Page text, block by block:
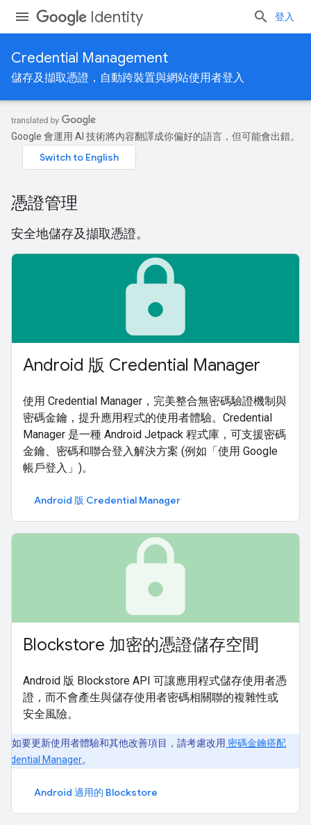
Identity 登入
Credential Management
儲存及擷取憑證，自動跨裝置與網站使用者登入
Google 會運用 AI 技術將內容翻譯成你偏好的語言，但可能會出錯。
憑證管理
安全地儲存及擷取憑證。
lock
Android 版 Credential Manager
使用 Credential Manager，完美整合無密碼驗證機制與
密碼金鑰，提升應用程式的使用者體驗。Credential
Manager 是一種 Android Jetpack 程式庫，可支援密碼
金鑰、密碼和聯合登入解決方案 (例如「使用 Google
帳戶登入」)。
Android 版 Credential Manager
lock
Blockstore 加密的憑證儲存空間
Android 版 Blockstore API 可讓應用程式儲存使用者憑
證，而不會產生與儲存使用者密碼相關聯的複雜性或
安全風險。
如要更新使用者體驗和其他改善項目，請考慮改用 密碼金鑰搭配
Manager。
Android 適用的 Blockstore